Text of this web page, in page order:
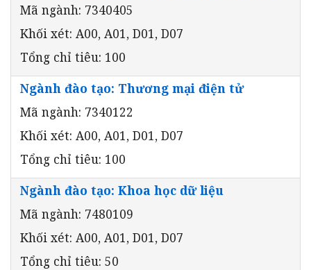
Mã ngành: 7340405
Khối xét: A00, A01, D01, D07
Tổng chỉ tiêu: 100
Ngành đào tạo: Thương mại điện tử
Mã ngành: 7340122
Khối xét: A00, A01, D01, D07
Tổng chỉ tiêu: 100
Ngành đào tạo: Khoa học dữ liệu
Mã ngành: 7480109
Khối xét: A00, A01, D01, D07
Tổng chỉ tiêu: 50